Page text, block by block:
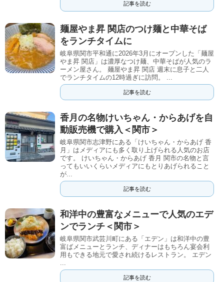
記事を読む
麺屋やま昇 関店のつけ麺と中華そば
をランチタイムに
岐阜県関市平和通に2026年3月にオープンした「麺屋
やま昇 関店」は濃厚なつけ麺、中華そばが人気のラ
ーメン屋さん。 麺屋やま昇 関店 週末に息子と二人
でランチタイムの12時過ぎに訪問。 ...
記事を読む
香月の名物けいちゃん・からあげを自
動販売機で購入＜関市＞
岐阜県関市志津野にある「けいちゃん・からあげ 香
月」はメディアにも多く取り上げられる人気のお店
です。 けいちゃん・からあげ 香月 関市の名物と言
ってもいいくらいメディアにもとりあげられること
が...
記事を読む
和洋中の豊富なメニューで人気のエデ
ンでランチ＜関市＞
岐阜県関市武芸川町にある「エデン」は和洋中の豊
富ばメニューとランチ、ディナーはもちろん宴会利
用もできる地元で愛され続けるレストラン。 エデン
...
記事を読む